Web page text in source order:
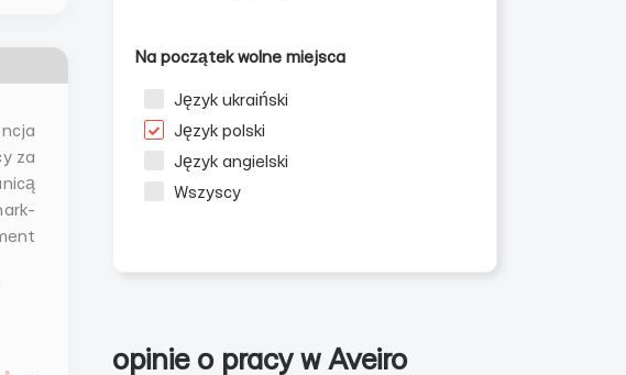
Na początek wolne miejsca
Język ukraiński
Język polski
Język angielski
Wszyscy
opinie o pracy w Aveiro